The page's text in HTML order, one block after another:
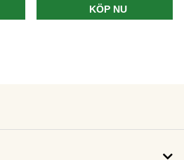
KÖP NU